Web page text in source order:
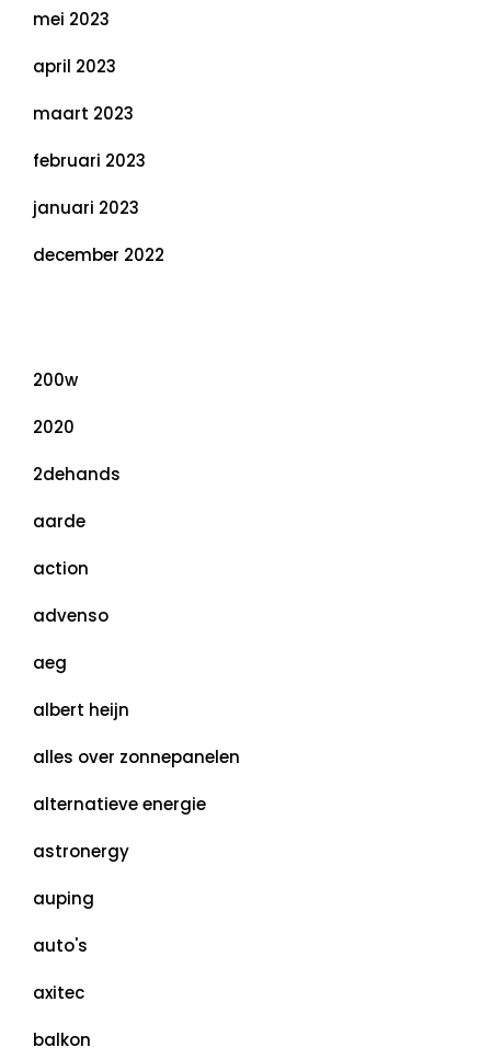
mei 2023
april 2023
maart 2023
februari 2023
januari 2023
december 2022
200w
2020
2dehands
aarde
action
advenso
aeg
albert heijn
alles over zonnepanelen
alternatieve energie
astronergy
auping
auto's
axitec
balkon